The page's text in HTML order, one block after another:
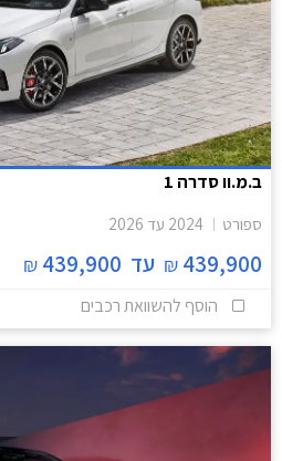
ב.מ.וו סדרה 1
ספורט 2024 עד 2026
439,900
₪ עד 439,900
₪
הוסף להשוואת רכבים